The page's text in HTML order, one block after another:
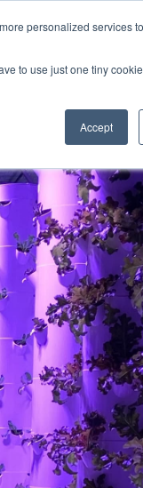
personalized services
to use just one tiny
Accept